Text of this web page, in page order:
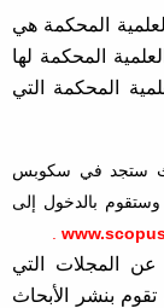
المحكمة هي
المحكمة لها
المحكمة التي
ستجد في سكوبس
بالدخول إلى
.
المجلات التي
بنشر الأبحاث